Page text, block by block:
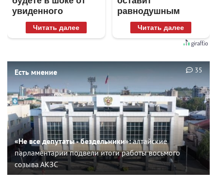
увиденного
Читать далее
равнодушным
Читать далее
Есть мнение
«Не все депутаты - бездельники»:алтайские
парламентарии подвели итоги работы восьмого
созыва АКЗС
35